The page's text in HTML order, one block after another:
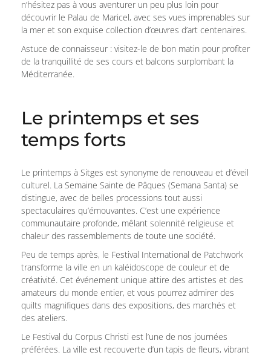
n’hésitez pas à vous aventurer un peu plus loin pour
découvrir le Palau de Maricel, avec ses vues imprenables sur
la mer et son exquise collection d’œuvres d’art centenaires.
Astuce de connaisseur : visitez-le de bon matin pour profiter
de la tranquillité de ses cours et balcons surplombant la
Méditerranée.
Le printemps et ses
temps forts
Le printemps à Sitges est synonyme de renouveau et d’éveil
culturel. La Semaine Sainte de Pâques (Semana Santa) se
distingue, avec de belles processions tout aussi
spectaculaires qu’émouvantes. C’est une expérience
communautaire profonde, mêlant solennité religieuse et
chaleur des rassemblements de toute une société.
Peu de temps après, le Festival International de Patchwork
transforme la ville en un kaléidoscope de couleur et de
créativité. Cet événement unique attire des artistes et des
amateurs du monde entier, et vous pourrez admirer des
quilts magnifiques dans des expositions, des marchés et
des ateliers.
Le Festival du Corpus Christi est l’une de nos journées
préférées. La ville est recouverte d’un tapis de fleurs, vibrant